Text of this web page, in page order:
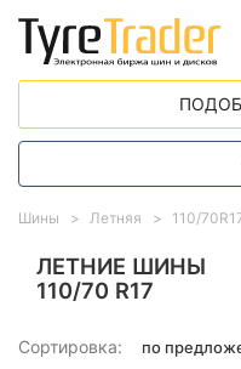
ЛЕТНИЕ ШИНЫ
110/70 R17
Сортировка:
Шины Летняя 110/
Диапазон цен
от